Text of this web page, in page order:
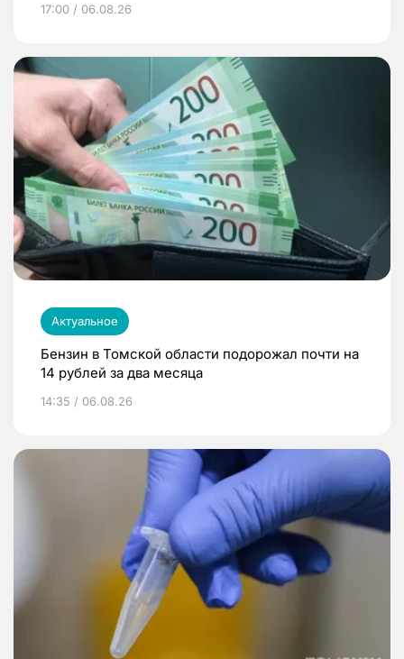
17:00 / 06.08.26
Актуальное
Бензин в Томской области подорожал почти на
14 рублей за два месяца
14:35 / 06.08.26